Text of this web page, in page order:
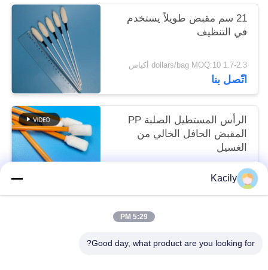
21 سم مقبض طويلاً يستخدم
في التنظيف
1.7-2.3 dollars/bag MOQ:10 أكياس
اتّصل بنا
الرأس المستطيل الصلبة PP
المقبض الحافل الخالي من
الغسيل
1.7-2.3 dollars/bag MOQ:50 كيس
اتّصل بنا
Kacily
5:29 PM
Good day, what product are you looking for?